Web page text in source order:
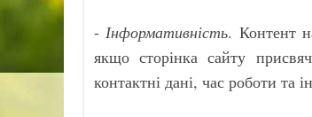
-Інформативність. Контент
якщо сторінка сайту
контактні дані, час роботи та